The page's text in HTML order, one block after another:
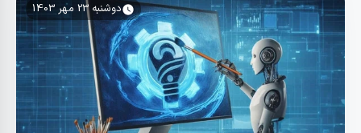
دوشنبه 23 مهر 1403